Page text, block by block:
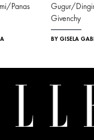
Panas
Gugur/
Givenchy
BY GISELA